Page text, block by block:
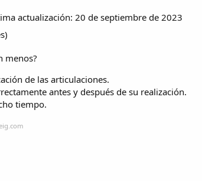
actualización: 20 de septiembre de 2023
)
menos?
de las articulaciones.
antes y después de su realización.
tiempo.